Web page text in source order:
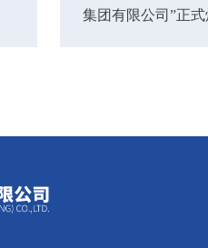
集团有限公司”正